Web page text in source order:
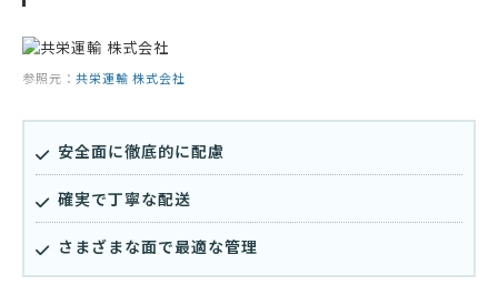
参照元： 共栄運輸 株式会社
安全面に徹底的に配慮
確実で丁寧な配送
さまざまな面で最適な管理